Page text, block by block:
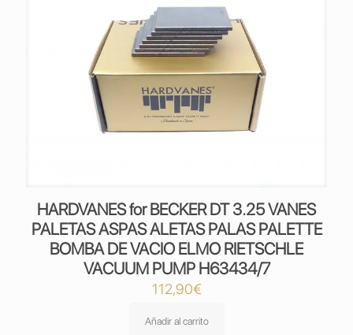
HARDVANES for BECKER DT 3.25 VANES
PALETAS ASPAS ALETAS PALAS PALETTE
BOMBA DE VACIO ELMO RIETSCHLE
VACUUM PUMP H63434/7
112,90€
Añadir al carrito